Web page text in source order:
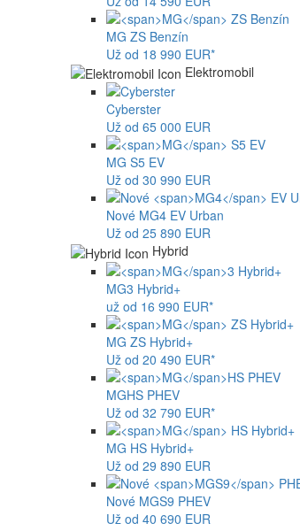
MG ZS Benzín
Už od 18 990 EUR*
Elektromobil
Cyberster
Už od 65 000 EUR
MG S5 EV
Už od 30 990 EUR
Nové MG4 EV Urban
Už od 25 890 EUR
Hybrid
MG3 Hybrid+
už od 16 990 EUR*
MG ZS Hybrid+
Už od 20 490 EUR*
MGHS PHEV
Už od 32 790 EUR*
MG HS Hybrid+
Už od 29 890 EUR
Nové MGS9 PHEV
Už od 40 690 EUR